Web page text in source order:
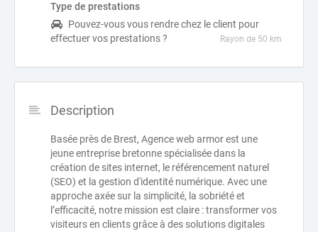
Type de prestations
Pouvez-vous vous rendre chez le client pour
effectuer vos prestations ?
Rayon de 50 km
Description
Basée près de Brest, Agence web armor est une
jeune entreprise bretonne spécialisée dans la
création de sites internet, le référencement naturel
(SEO) et la gestion d'identité numérique. Avec une
approche axée sur la simplicité, la sobriété et
l’efficacité, notre mission est claire : transformer vos
visiteurs en clients grâce à des solutions digitales